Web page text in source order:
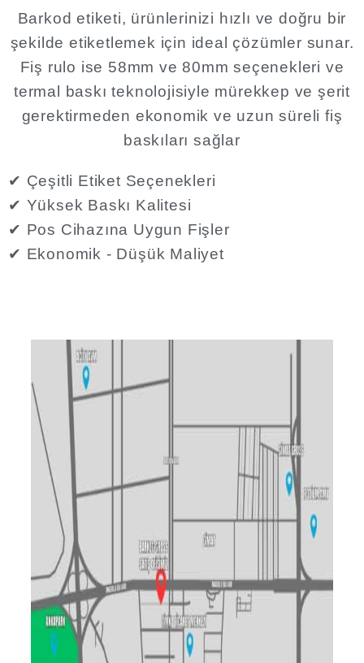
Barkod etiketi, ürünlerinizi hızlı ve doğru bir
şekilde etiketlemek için ideal çözümler sunar.
Fiş rulo ise 58mm ve 80mm seçenekleri ve
termal baskı teknolojisiyle mürekkep ve şerit
gerektirmeden ekonomik ve uzun süreli fiş
baskıları sağlar​
✔ Çeşitli Etiket Seçenekleri
✔ Yüksek Baskı Kalitesi
✔ Pos Cihazına Uygun Fişler
✔ Ekonomik - Düşük Maliyet